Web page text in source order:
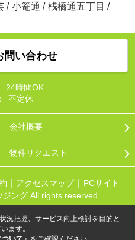
/ 小篭通 / 桟橋通五丁目 /
問い合わせ
24時間OK
不定休
会社概要
物件リクエスト
アクセスマップ
PCサイト
ング All rights reserved.
況把握、サービス向上検討を目的と
ます。